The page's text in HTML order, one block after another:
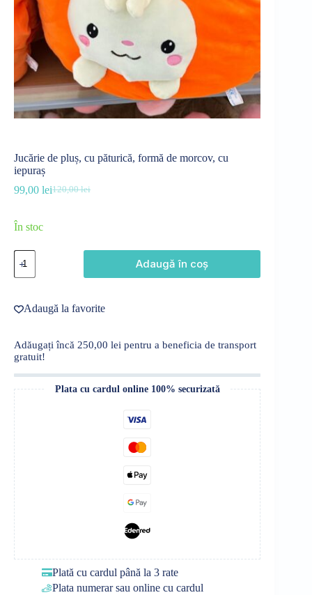
Jucărie de pluș, cu păturică, formă de morcov, cu
iepuraș
120,00lei
Prețul
99,00 leiPrețul
În stoc
Cantitate
Jucărie
de
păturică,
morcov,
cu
iepuraș
Adaugă în coș
Adaugă la favorite
Adăugați încă 250,00 lei pentru a beneficia de transport
gratuit!
Plata cu cardul online 100% securizată
Plată cu cardul până la 3 rate
Plata numerar sau online cu cardul